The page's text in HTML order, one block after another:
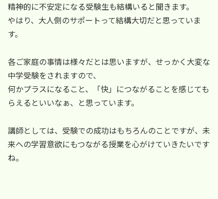
精神的に不安定になる受験生も結構いると聞きます。
やはり、大人側のサポートって結構大切だと思っていま
す。
各ご家庭の事情は様々だとは思いますが、せっかく大変な
中学受験をされますので、
何かプラスになること、「快」につながることを感じても
らえるといいなぁ、と思っています。
講師としては、受験での成功はもちろんのことですが、未
来への学習意欲にもつながる授業を心がけていきたいです
ね。